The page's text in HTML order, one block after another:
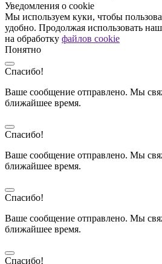
Уведомления о cookie
Мы используем куки, чтобы
удобно. Продолжая использовать
на обработку файлов cookie
Понятно
Спасибо!
Ваше сообщение отправлено. Мы
ближайшее время.
Спасибо!
Ваше сообщение отправлено. Мы
ближайшее время.
Спасибо!
Ваше сообщение отправлено. Мы
ближайшее время.
Спасибо!